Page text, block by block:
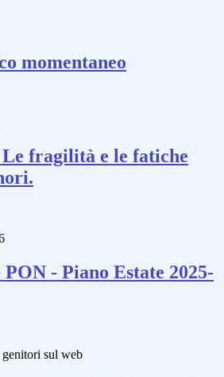
momentaneo
fragilità e le fatiche
- Piano Estate 2025-